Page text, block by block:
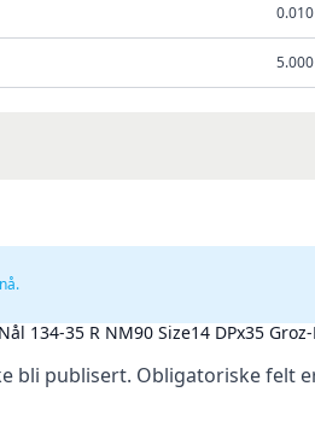
134-35 R NM90 Size14 DPx35
bli publisert. Obligatoriske felt